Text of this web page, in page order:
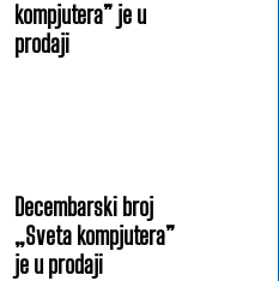
kompjutera” je u
prodaji
Decembarski broj
„Sveta kompjutera”
je u prodaji